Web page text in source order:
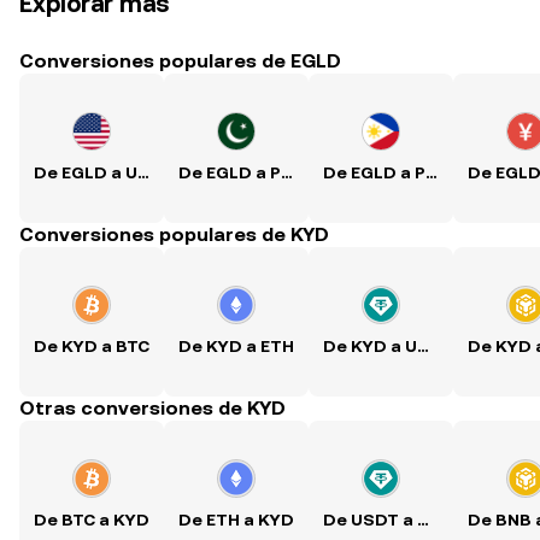
Conversiones populares de EGLD
De EGLD a USD De EGLD a PKR De EGLD a PHP
Conversiones populares de KYD
De KYD a BTC De KYD a ETH De KYD a USDT
Otras conversiones de KYD
De BTC a KYD De ETH a KYD De USDT a KYD